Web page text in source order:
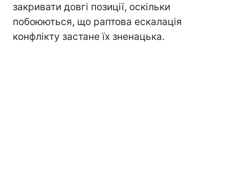
закривати довгі позиції, оскільки
побоюються, що раптова ескалація
конфлікту застане їх зненацька.